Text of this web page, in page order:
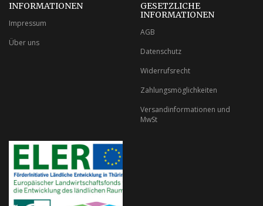
INFORMATIONEN
Impressum
Über uns
GESETZLICHE
INFORMATIONEN
AGB
Datenschutz
Widerrufsrecht
Zahlungsmöglichkeiten
Versandinformationen und
MwSt